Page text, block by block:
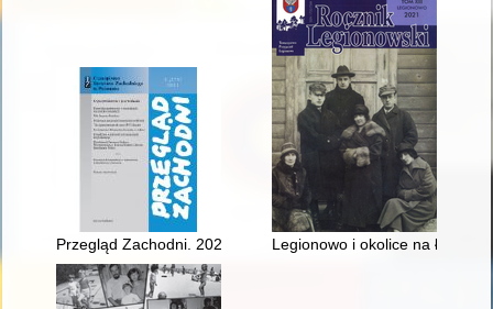
Przegląd Zachodni. 2021, nr 2 Legionowo i okolice na